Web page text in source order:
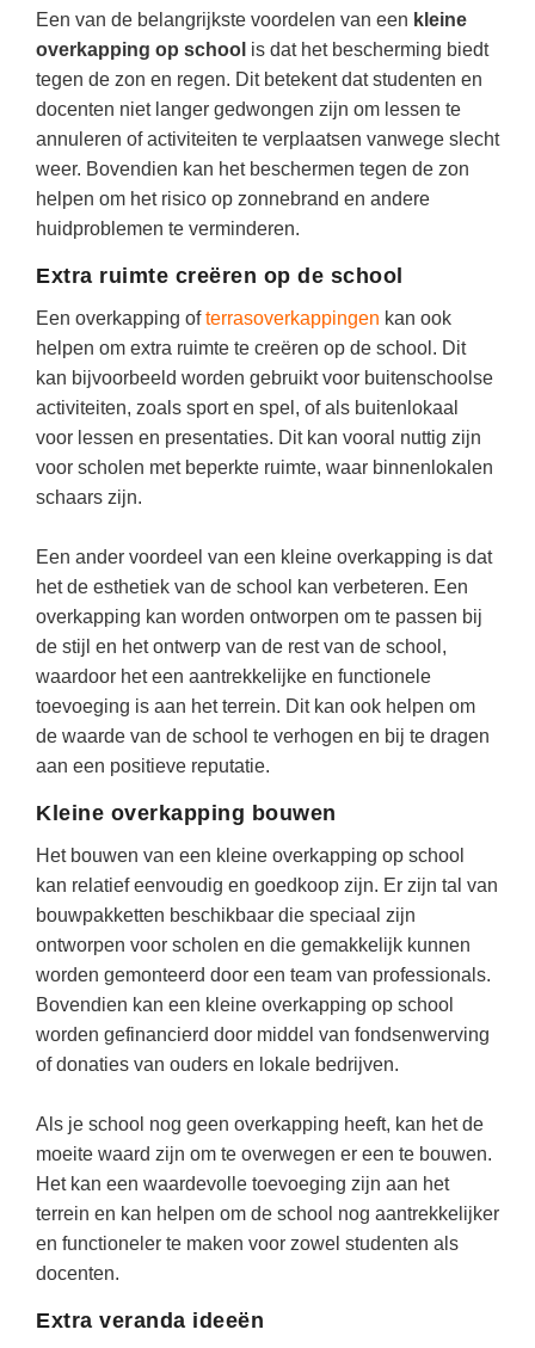
Almere(23)
Dordrecht
Eindhoven(13)
Amersfoort(11)
Apeldoorn (10)
Klassieke Talen
Letterkunde
Levensbeschouwing
Maatschappijleer
Muziek
Nederlands
Rekenen / Wiskunde
Scheikunde
Sociale vaardigheden
Spaans
Studievaardigheden
Topografie
Verkeer
Verzorging
THEMA'S
Duurzaamheid
Eerste wereldoorlog
Evolutieleer
Feest- en Gedenkdagen
Godsdienstonderwijs
Kinderboekenweek
Kleurplaten
Mediawijsheid
Nieuws
Onderwijsprijs
Meesterbaan onderwijsvacatures
LEERMETHODEN
Biologie
Examentraining
Nederlands
Rekenen
Sociale vaardigheden
Studievaardigheden
Taalvaardigheden
LESMATERIAAL
Beeldende Vorming
Biologie
Geld PO
Geld VO
Geschiedenis
Maatschappijleer
Rekenen
Sociale vaardigheden
Taalvaardigheid
Vakoverstijgend
Verzorging
MEER...
AI voor het onderwijs
Kruiswoordpuzzels
Vrijeschoolonderwijs
Een van de belangrijkste voordelen van een kleine
overkapping op school is dat het bescherming biedt
tegen de zon en regen. Dit betekent dat studenten en
docenten niet langer gedwongen zijn om lessen te
annuleren of activiteiten te verplaatsen vanwege slecht
weer. Bovendien kan het beschermen tegen de zon
helpen om het risico op zonnebrand en andere
huidproblemen te verminderen.
Extra ruimte creëren op de school
Een overkapping ofterrasoverkappingen kan ook
helpen om extra ruimte te creëren op de school. Dit
kan bijvoorbeeld worden gebruikt voor buitenschoolse
activiteiten, zoals sport en spel, of als buitenlokaal
voor lessen en presentaties. Dit kan vooral nuttig zijn
voor scholen met beperkte ruimte, waar binnenlokalen
schaars zijn.
Een ander voordeel van een kleine overkapping is dat
het de esthetiek van de school kan verbeteren. Een
overkapping kan worden ontworpen om te passen bij
de stijl en het ontwerp van de rest van de school,
waardoor het een aantrekkelijke en functionele
toevoeging is aan het terrein. Dit kan ook helpen om
de waarde van de school te verhogen en bij te dragen
aan een positieve reputatie.
Kleine overkapping bouwen
Het bouwen van een kleine overkapping op school
kan relatief eenvoudig en goedkoop zijn. Er zijn tal van
bouwpakketten beschikbaar die speciaal zijn
ontworpen voor scholen en die gemakkelijk kunnen
worden gemonteerd door een team van professionals.
Bovendien kan een kleine overkapping op school
worden gefinancierd door middel van fondsenwerving
of donaties van ouders en lokale bedrijven.
Als je school nog geen overkapping heeft, kan het de
moeite waard zijn om te overwegen er een te bouwen.
Het kan een waardevolle toevoeging zijn aan het
terrein en kan helpen om de school nog aantrekkelijker
en functioneler te maken voor zowel studenten als
docenten.
Extra veranda ideeën